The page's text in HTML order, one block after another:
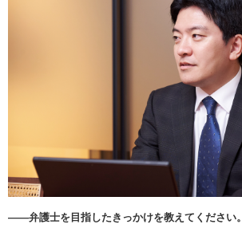
――弁護士を目指したきっかけを教えてください。